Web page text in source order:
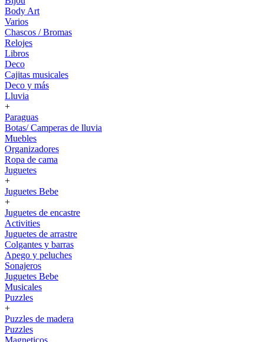
Body Art
Varios
Chascos / Bromas
Relojes
Libros
Deco
Cajitas musicales
Deco y más
Lluvia
+
Paraguas
Botas/ Camperas de lluvia
Muebles
Organizadores
Ropa de cama
Juguetes
+
Juguetes Bebe
+
Juguetes de encastre
Activities
Juguetes de arrastre
Colgantes y barras
Apego y peluches
Sonajeros
Juguetes Bebe
Musicales
Puzzles
+
Puzzles de madera
Puzzles
Magneticos